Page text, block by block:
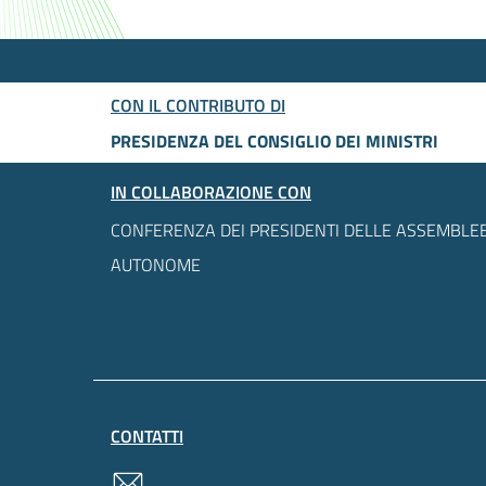
CON IL CONTRIBUTO DI
PRESIDENZA DEL CONSIGLIO DEI MINISTRI
IN COLLABORAZIONE CON
CONFERENZA DEI PRESIDENTI DELLE
AUTONOME
CONTATTI